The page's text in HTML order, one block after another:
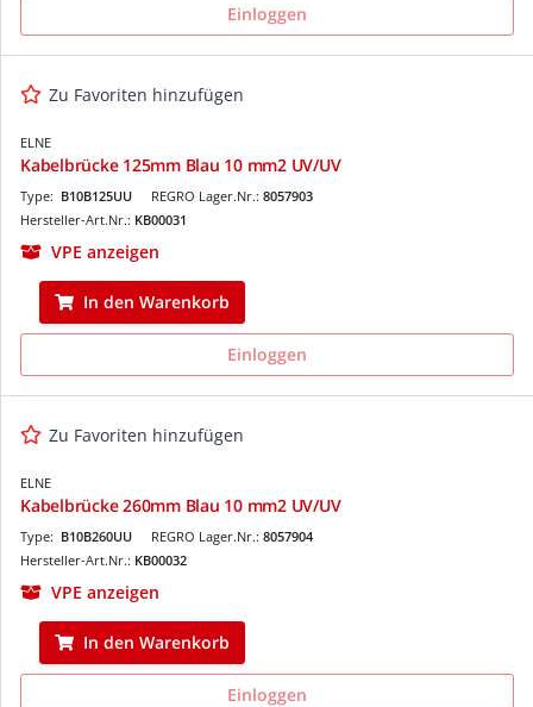
Einloggen
Zu Favoriten hinzufügen
ELNE
Kabelbrücke 125mm Blau 10 mm2 UV/UV
REGRO Lager.Nr.: 8057903
Type: B10B125UU
Hersteller-Art.Nr.: KB00031
VPE anzeigen
In den Warenkorb
Einloggen
Zu Favoriten hinzufügen
ELNE
Kabelbrücke 260mm Blau 10 mm2 UV/UV
REGRO Lager.Nr.: 8057904
Type: B10B260UU
Hersteller-Art.Nr.: KB00032
VPE anzeigen
In den Warenkorb
Einloggen